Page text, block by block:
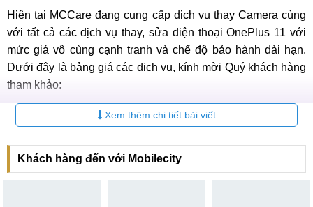
Hiện tại MCCare đang cung cấp dịch vụ thay Camera cùng
với tất cả các dịch vụ thay, sửa điện thoại OnePlus 11 với
mức giá vô cùng cạnh tranh và chế độ bảo hành dài hạn.
Dưới đây là bảng giá các dịch vụ, kính mời Quý khách hàng
tham khảo:
Báo
Bảo
Xem thêm chi tiết bài viết
Khách hàng đến với Mobilecity